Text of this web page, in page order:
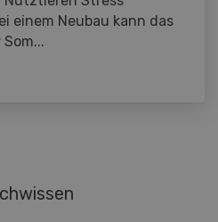
einem Neubau kann das